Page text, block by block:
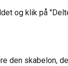
og klik på
den skabelon,